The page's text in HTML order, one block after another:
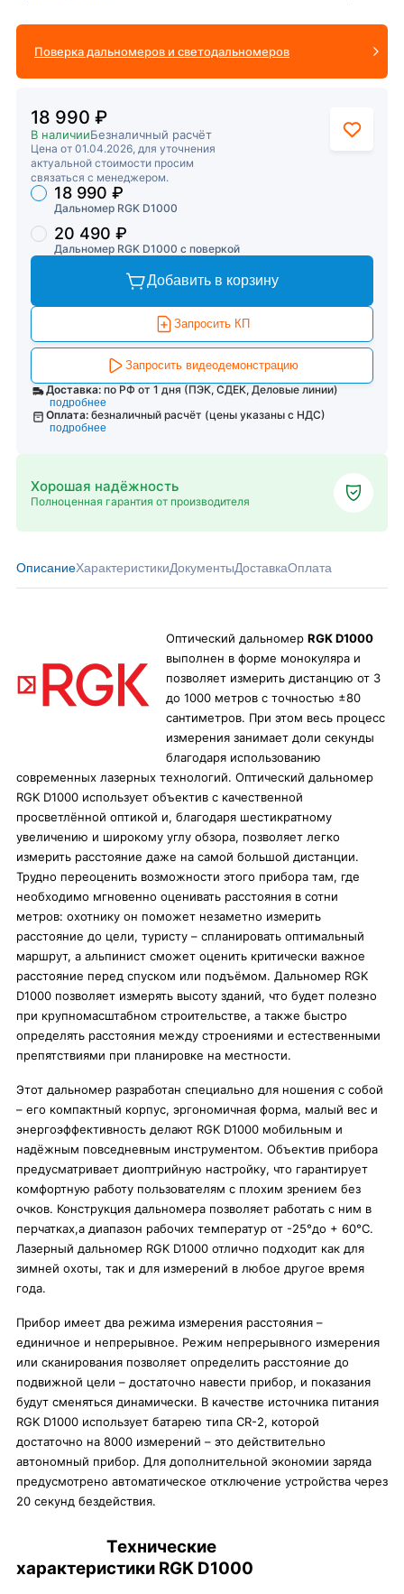
Поверка дальномеров и светодальномеров
18 990 ₽
В наличииБезналичный расчёт
Цена от 01.04.2026, для уточнения
актуальной стоимости просим
связаться с менеджером.
Торговые предложения
Дальномер RGK D1000
18 990 ₽
Дальномер RGK D1000 с поверкой
20 490 ₽
Добавить в корзину
Запросить КП
Запросить видеодемонстрацию
Доставка: по РФ от 1 дня (ПЭК, СДЕК, Деловые линии)
подробнее
Оплата: безналичный расчёт (цены указаны с НДС)
подробнее
Хорошая надёжность
Полноценная гарантия от производителя
ОписаниеХарактеристикиДокументыДоставкаОплата
Оптический дальномер RGK D1000
выполнен в форме монокуляра и
позволяет измерить дистанцию от 3
до 1000 метров с точностью ±80
сантиметров. При этом весь процесс
измерения занимает доли секунды
благодаря использованию
современных лазерных технологий. Оптический дальномер
RGK D1000 использует объектив с качественной
просветлённой оптикой и, благодаря шестикратному
увеличению и широкому углу обзора, позволяет легко
измерить расстояние даже на самой большой дистанции.
Трудно переоценить возможности этого прибора там, где
необходимо мгновенно оценивать расстояния в сотни
метров: охотнику он поможет незаметно измерить
расстояние до цели, туристу – спланировать оптимальный
маршрут, а альпинист сможет оценить критически важное
расстояние перед спуском или подъёмом. Дальномер RGK
D1000 позволяет измерять высоту зданий, что будет полезно
при крупномасштабном строительстве, а также быстро
определять расстояния между строениями и естественными
препятствиями при планировке на местности.
Этот дальномер разработан специально для ношения с собой
– его компактный корпус, эргономичная форма, малый вес и
энергоэффективность делают RGK D1000 мобильным и
надёжным повседневным инструментом. Объектив прибора
предусматривает диоптрийную настройку, что гарантирует
комфортную работу пользователям с плохим зрением без
очков. Конструкция дальномера позволяет работать с ним в
перчатках,а диапазон рабочих температур от -25°до + 60°С.
Лазерный дальномер RGK D1000 отлично подходит как для
зимней охоты, так и для измерений в любое другое время
года.
Прибор имеет два режима измерения расстояния –
единичное и непрерывное. Режим непрерывного измерения
или сканирования позволяет определить расстояние до
подвижной цели – достаточно навести прибор, и показания
будут сменяться динамически. В качестве источника питания
RGK D1000 использует батарею типа CR-2, которой
достаточно на 8000 измерений – это действительно
автономный прибор. Для дополнительной экономии заряда
предусмотрено автоматическое отключение устройства через
20 секунд бездействия.
Технические
характеристики RGK D1000